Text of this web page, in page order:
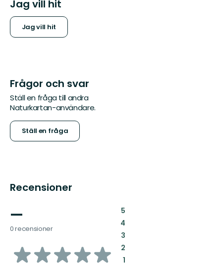
Jag vill hit
Jag vill hit
Frågor och svar
Ställ en fråga till andra
Naturkartan-användare.
Ställ en fråga
Recensioner
—
0 recensioner
av
5:
4:
3:
2:
1: